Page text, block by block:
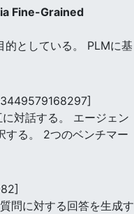
Fine-Grained
的としている。 PLMに基
対話する。 エージェン
する。 2つのベンチマー
問に対する回答を生成す